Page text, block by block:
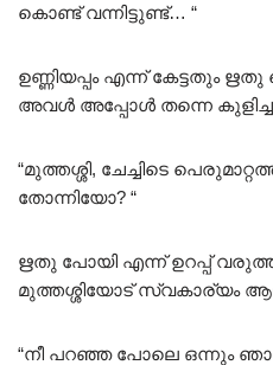
കൊണ്ട് വന്നിട്ടുണ്ട്… “
ഉണ്ണിയപ്പം എന്ന് കേട്ടതും
അവൾ അപ്പോൾ തന്നെ
“മുത്തശ്ശി, ചേച്ചിടെ
തോന്നിയോ? “
ഋതു പോയി എന്ന് ഉറപ്പ്
മുത്തശ്ശിയോട് സ്വകാര്യം
“നീ പറഞ്ഞ പോലെ ഒന്നും